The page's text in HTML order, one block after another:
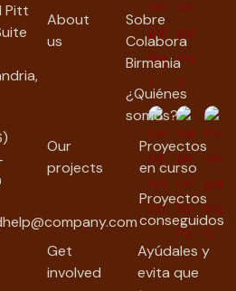
About
us
Sobre
Colabora
Birmania
¿Quiénes
somos?
Our
projects
Proyectos
en curso
Proyectos
conseguidos
Get
involved
Ayúdales y
evita que
Pitt